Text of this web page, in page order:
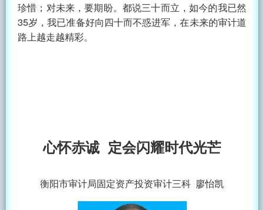
珍惜；对未来，要期盼。都说三十而立，如今的我已然
35岁，我已准备好向四十而不惑进军，在未来的审计道
路上越走越精彩。
心怀赤诚 定会闪耀时代光芒
衡阳市审计局固定资产投资审计三科 廖怡凯